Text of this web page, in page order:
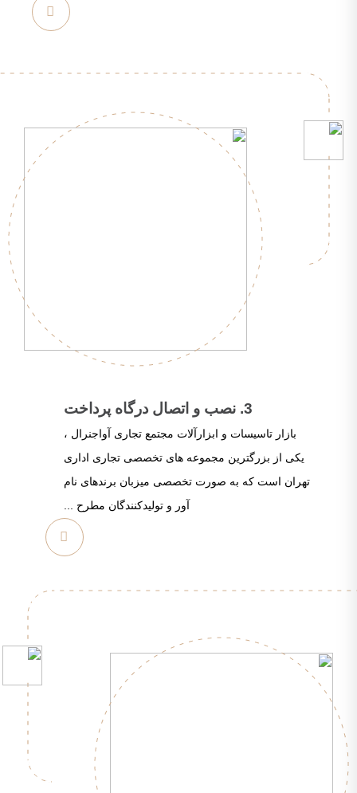
3. نصب و اتصال درگاه پرداخت
بازار تاسیسات و ابزارآلات مجتمع تجاری آواجنرال ،
یکی از بزرگترین مجموعه های تخصصی تجاری اداری
تهران است که به صورت تخصصی میزبان برندهای نام
آور و تولیدکنندگان مطرح ...